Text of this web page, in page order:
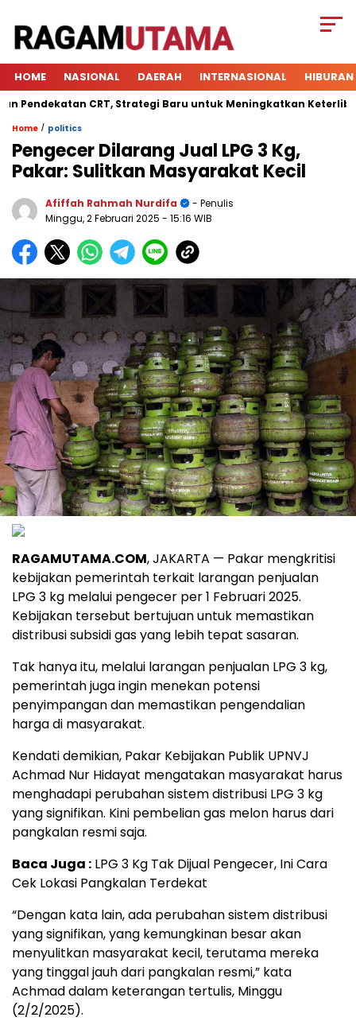
HOME NASIONAL DAERAH INTERNASIONAL HIBURAN
CRT, Strategi Baru untuk Meningkatkan Keterlibatan
Home / politics
Pengecer Dilarang Jual LPG 3 Kg,
Pakar: Sulitkan Masyarakat Kecil
Afiffah Rahmah Nurdifa
- Penulis
Minggu, 2 Februari 2025 - 15:16 WIB
RAGAMUTAMA.COM, JAKARTA — Pakar mengkritisi
kebijakan pemerintah terkait larangan penjualan
LPG 3 kg melalui pengecer per 1 Februari 2025.
Kebijakan tersebut bertujuan untuk memastikan
distribusi subsidi gas yang lebih tepat sasaran.
Tak hanya itu, melalui larangan penjualan LPG 3 kg,
pemerintah juga ingin menekan potensi
penyimpangan dan memastikan pengendalian
harga di masyarakat.
Kendati demikian, Pakar Kebijakan Publik UPNVJ
Achmad Nur Hidayat mengatakan masyarakat harus
menghadapi perubahan sistem distribusi LPG 3 kg
yang signifikan. Kini pembelian gas melon harus dari
pangkalan resmi saja.
Baca Juga : LPG 3 Kg Tak Dijual Pengecer, Ini Cara
Cek Lokasi Pangkalan Terdekat
“Dengan kata lain, ada perubahan sistem distribusi
yang signifikan, yang kemungkinan besar akan
menyulitkan masyarakat kecil, terutama mereka
yang tinggal jauh dari pangkalan resmi,” kata
Achmad dalam keterangan tertulis, Minggu
(2/2/2025).